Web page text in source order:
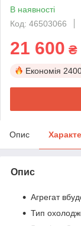
В наявності
Код: 46503066
21 600 ₴
Економія
Опис
Опис
Агрегат
Тип